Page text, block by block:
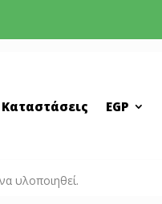
EGP
υλοποιηθεί.